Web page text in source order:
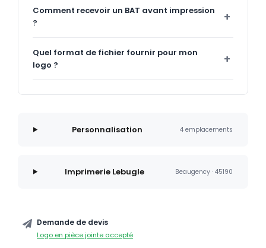
Comment recevoir un BAT avant impression
?
Quel format de fichier fournir pour mon
logo ?
Personnalisation 4 emplacements
Imprimerie Lebugle Beaugency · 45190
Demande de devis
Logo en pièce jointe accepté